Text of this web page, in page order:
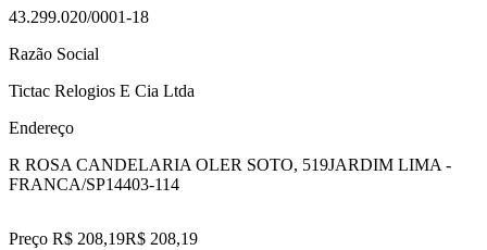
43.299.020/0001-18
Razão Social
Tictac Relogios E Cia Ltda
Endereço
R ROSA CANDELARIA OLER SOTO, 519JARDIM LIMA -
FRANCA/SP14403-114
Preço R$ 208,19R$ 208,19